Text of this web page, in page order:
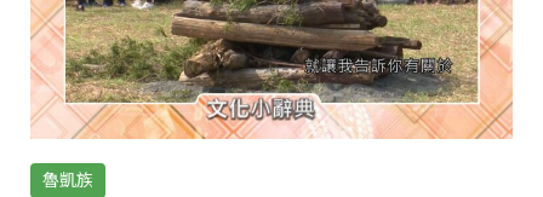
魯凱族